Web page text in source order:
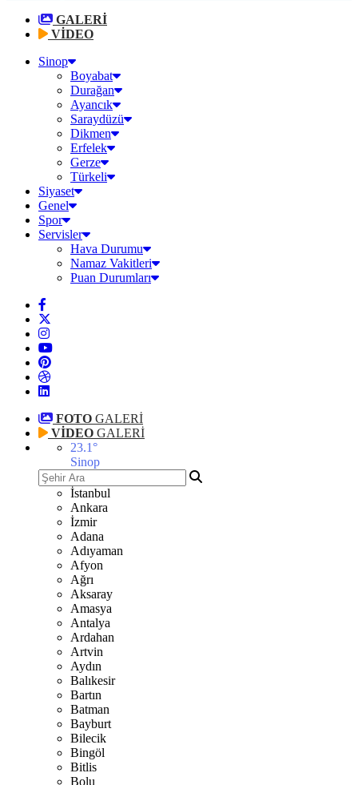
GALERİ
VİDEO
Sinop
Boyabat
Durağan
Ayancık
Saraydüzü
Dikmen
Erfelek
Gerze
Türkeli
Siyaset
Genel
Spor
Servisler
Hava Durumu
Namaz Vakitleri
Puan Durumları
FOTO GALERİ
VİDEO GALERİ
23.1 °
Sinop
İstanbul
Ankara
İzmir
Adana
Adıyaman
Afyon
Ağrı
Aksaray
Amasya
Antalya
Ardahan
Artvin
Aydın
Balıkesir
Bartın
Batman
Bayburt
Bilecik
Bingöl
Bitlis
Bolu